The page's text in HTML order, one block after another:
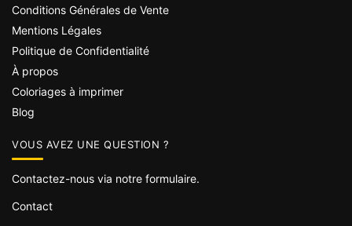
Conditions Générales de Vente
Mentions Légales
Politique de Confidentialité
À propos
Coloriages à imprimer
Blog
VOUS AVEZ UNE QUESTION ?
Contactez-nous via notre formulaire.
Contact